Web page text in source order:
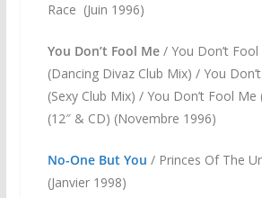
Race (Juin 1996)
You Don’t Fool Me/ You Don’t Fool
(Dancing Divaz Club Mix) / You
(Sexy Club Mix) / You Don’t Fool Me
(12″ & CD) (Novembre 1996)
No-One But You / Princes Of The
(Janvier 1998)